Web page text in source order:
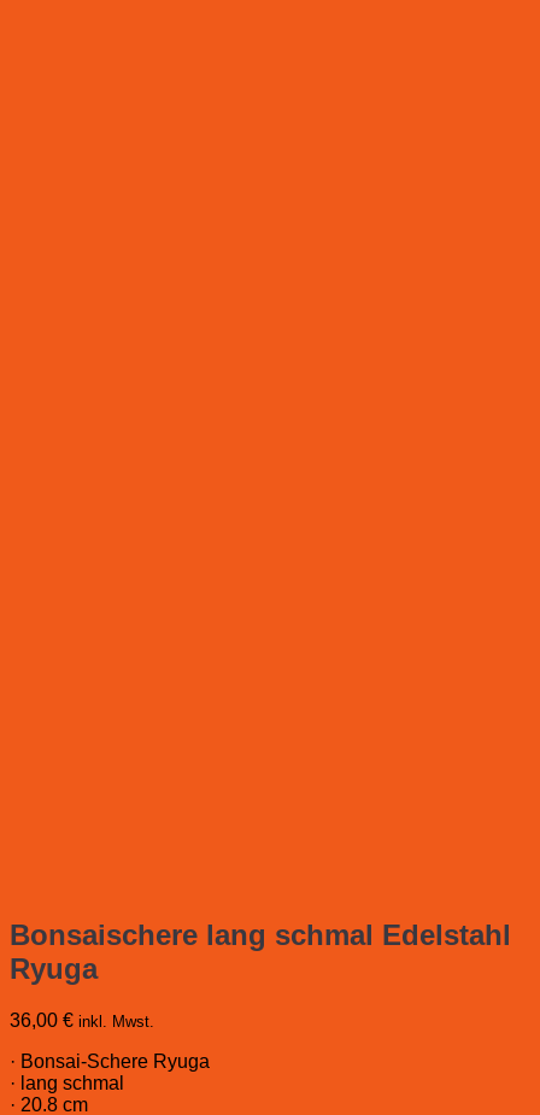
Bonsaischere lang schmal Edelstahl
Ryuga
36,00 € inkl. Mwst.
· Bonsai-Schere Ryuga
· lang schmal
· 20.8 cm